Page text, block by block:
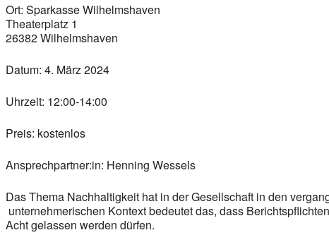
Ort: Sparkasse Wilhelmshaven
Theaterplatz 1
26382 Wilhelmshaven
Datum: 4. März 2024
Uhrzeit: 12:00-14:00
Preis: kostenlos
Ansprechpartner:in: Henning Wessels
Das Thema Nachhaltigkeit hat in der Gesellschaft in den
unternehmerischen Kontext bedeutet das, dass
Acht gelassen werden dürfen.